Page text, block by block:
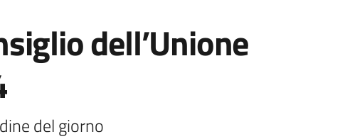
dell’Unione
del giorno